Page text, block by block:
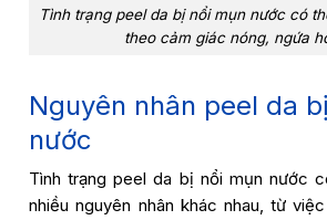
Tình trạng peel da bị nổi mụn nước có
theo cảm giác nóng, ngứa
Nguyên nhân peel da
nước
Tình trạng peel da bị nổi mụn nước
nhiều nguyên nhân khác nhau, từ